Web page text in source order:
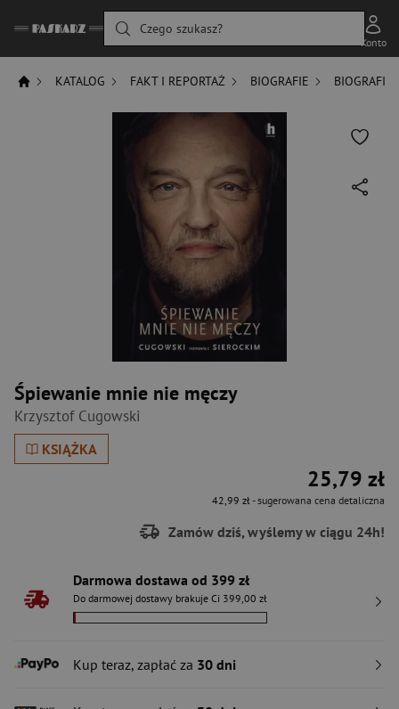
Czego szukasz?
Konto
KATALOG FAKT I REPORTAŻ BIOGRAFIE BIOGRAFIE
Śpiewanie mnie nie męczy
Krzysztof Cugowski
KSIĄŻKA
25,79 zł
42,99 zł- sugerowana cena detaliczna
Zamów dziś, wyślemy w ciągu 24h!
Darmowa dostawa od 399 zł
Do darmowej dostawy brakuje Ci 399,00 zł
Kup teraz, zapłać za 30 dni